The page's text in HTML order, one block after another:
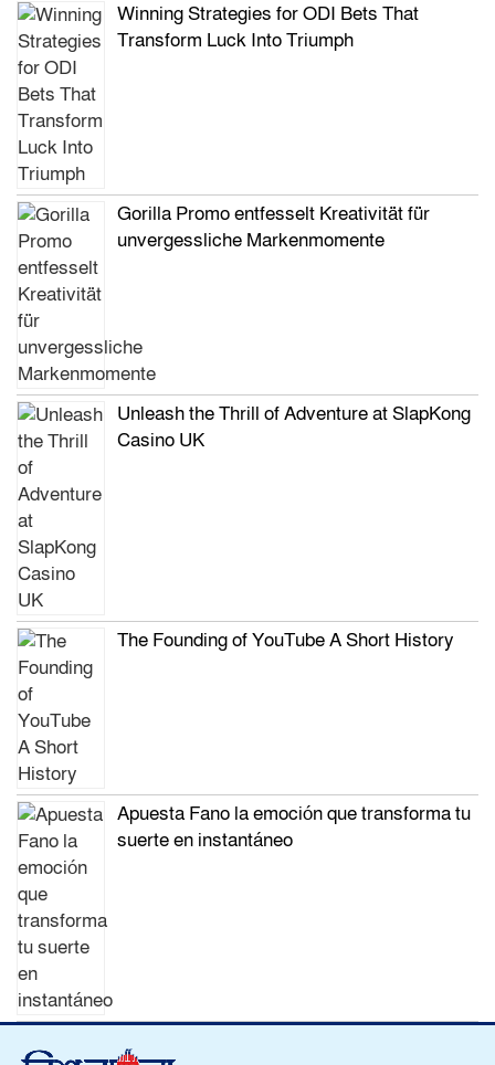
Winning Strategies for ODI Bets That
Transform Luck Into Triumph
Gorilla Promo entfesselt Kreativität für
unvergessliche Markenmomente
Unleash the Thrill of Adventure at SlapKong
Casino UK
The Founding of YouTube A Short History
Apuesta Fano la emoción que transforma tu
suerte en instantáneo